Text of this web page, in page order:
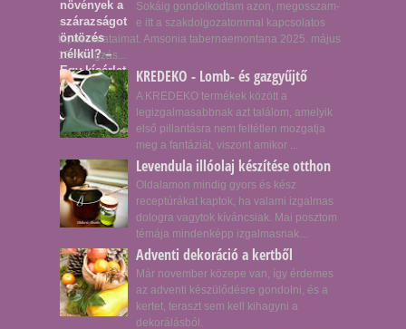
Sokáig gondolkodtam azon, megosszam-
e itt a szakdolgozatommal kapcsolatos
tapasztalataimat. Amsonia tabernaemontana 2025. május
15. virágzás...
KREDEKO - Lomb- és gazgyűjtő
A KREDEKO termékek között a
legizgalmasabbnak azt találom, amelyik
első pillantásra nem feltétlen mozgatja
meg a fantáziát, viszont amikor ...
Levendula illóolaj készítése otthon
Oldalamon mindig gyors és kész
receptúrákat kaptok, ha valami izgalmas
dologra vagytok kíváncsiak. Mai posztom
témája mindenképp izgalmasnak...
Adventi dekoráció a kertből
Már november közepe van, így érdemes
az adventi készülődésre gondolni, és a
kertet, teraszt sem kell kihagyni a
dekorálásból.